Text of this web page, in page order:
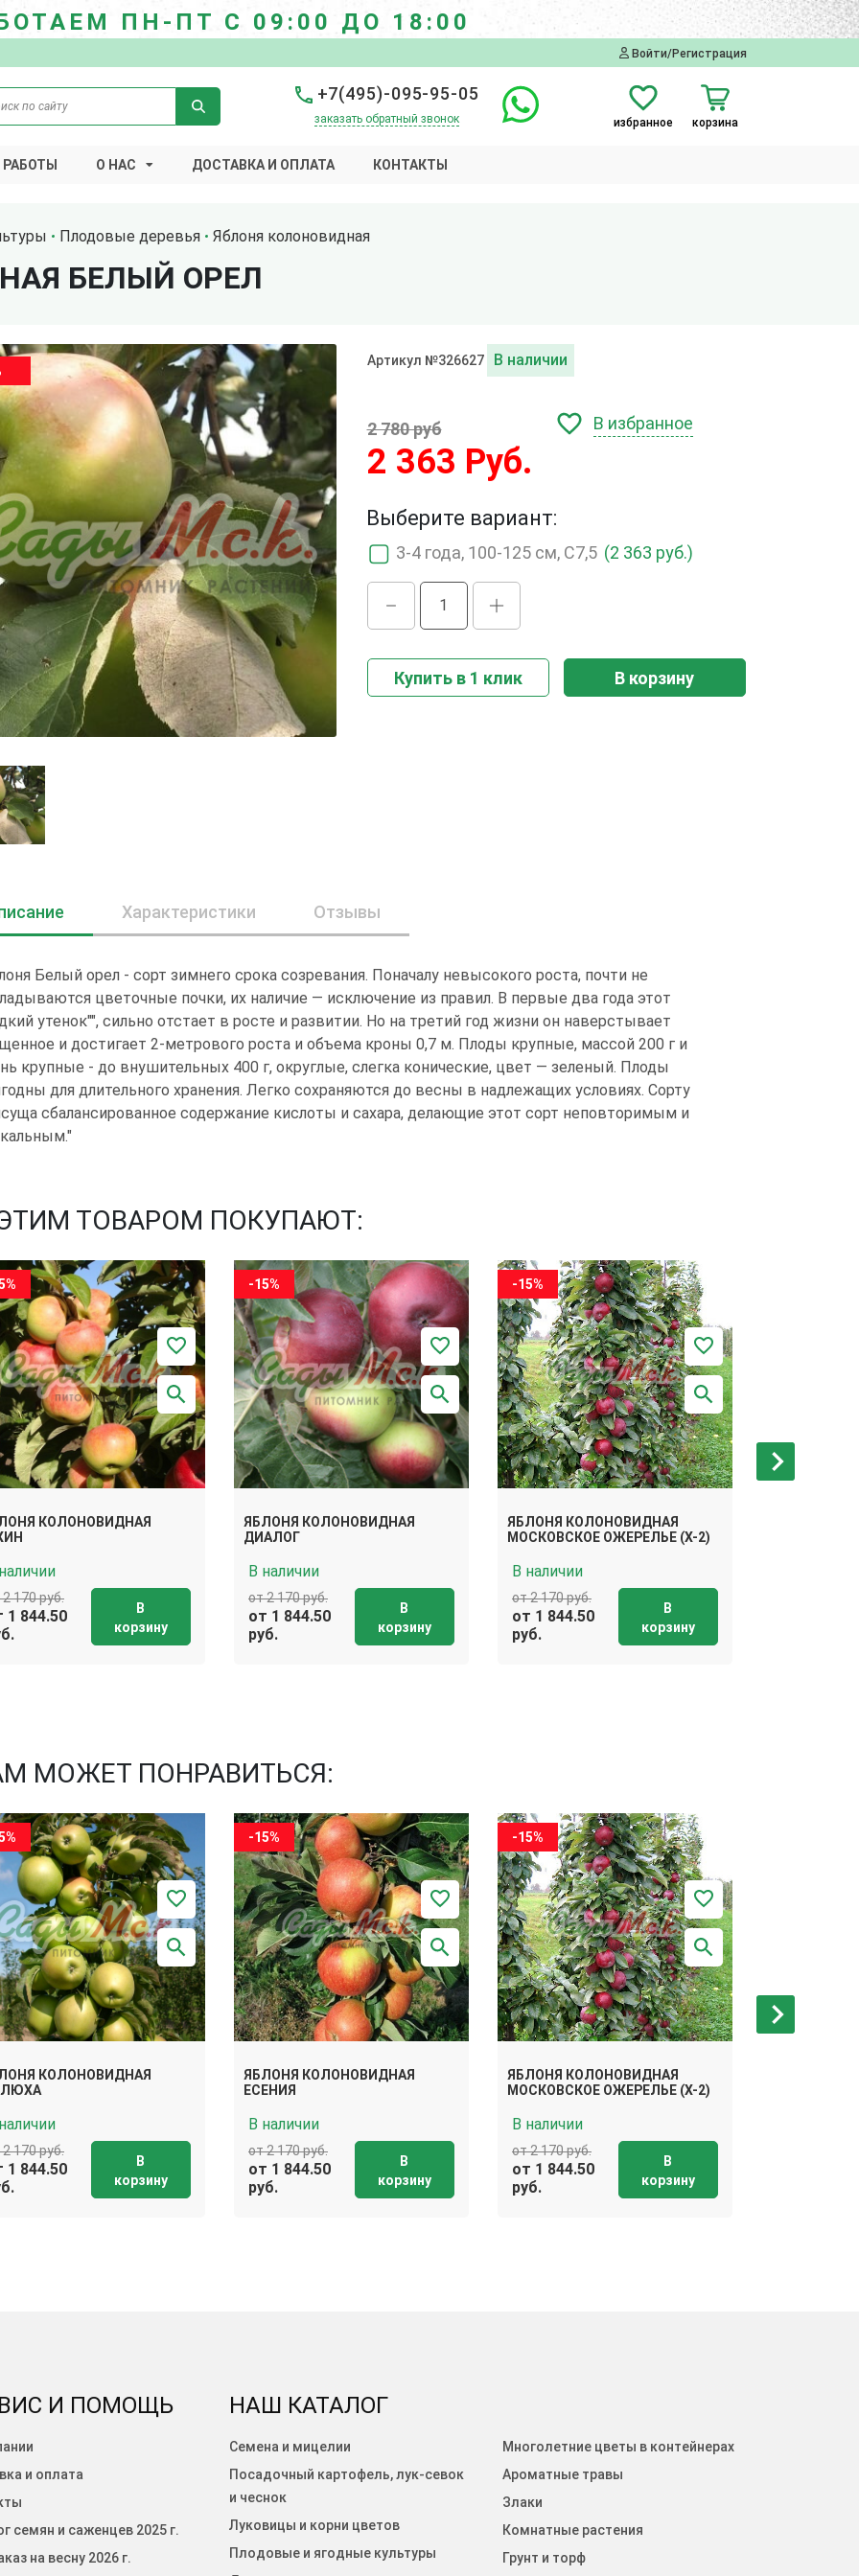
ПН-ПТ С 09:00 ДО 18:00
Войти/Регистрация
+7(495)-095-95-05
заказать обратный звонок избранное корзина
РАБОТЫ О НАС ДОСТАВКА И ОПЛАТА КОНТАКТЫ
Плодовые деревья Яблоня колоновидная
БЕЛЫЙ ОРЕЛ
Артикул №326627 В наличии
2 780 руб
2 363 Руб.
В избранное
Выберите вариант:
3-4 года, 100-125 см, С7,5 (2 363 руб.)
Купить в 1 клик В корзину
Характеристики Отзывы
Белый орел - сорт зимнего срока созревания. Поначалу невысокого роста, почти не
цветочные почки, их наличие — исключение из правил. В первые два года этот
утенок"", сильно отстает в росте и развитии. Но на третий год жизни он наверстывает
и достигает 2-метрового роста и объема кроны 0,7 м. Плоды крупные, массой 200 г и
крупные - до внушительных 400 г, округлые, слегка конические, цвет — зеленый. Плоды
для длительного хранения. Легко сохраняются до весны в надлежащих условиях. Сорту
сбалансированное содержание кислоты и сахара, делающие этот сорт неповторимым и
ТОВАРОМ ПОКУПАЮТ:
КОЛОНОВИДНАЯ
2 170 руб.
1 844.50
В
корзину
-15%
ЯБЛОНЯ КОЛОНОВИДНАЯ
ДИАЛОГ
В наличии
от 2 170 руб.
от 1 844.50
руб.
В
корзину
-15%
ЯБЛОНЯ КОЛОНОВИДНАЯ
МОСКОВСКОЕ ОЖЕРЕЛЬЕ (X-2)
В наличии
от 2 170 руб.
от 1 844.50
руб.
В
корзину
МОЖЕТ ПОНРАВИТЬСЯ:
КОЛОНОВИДНАЯ
2 170 руб.
1 844.50
В
корзину
-15%
ЯБЛОНЯ КОЛОНОВИДНАЯ
ЕСЕНИЯ
В наличии
от 2 170 руб.
от 1 844.50
руб.
В
корзину
-15%
ЯБЛОНЯ КОЛОНОВИДНАЯ
МОСКОВСКОЕ ОЖЕРЕЛЬЕ (X-2)
В наличии
от 2 170 руб.
от 1 844.50
руб.
В
корзину
И ПОМОЩЬ
и оплата
семян и саженцев 2025 г.
на весну 2026 г.
НАШ КАТАЛОГ
Семена и мицелии
Посадочный картофель, лук-севок
и чеснок
Луковицы и корни цветов
Плодовые и ягодные культуры
Многолетние цветы в контейнерах
Ароматные травы
Злаки
Комнатные растения
Грунт и торф